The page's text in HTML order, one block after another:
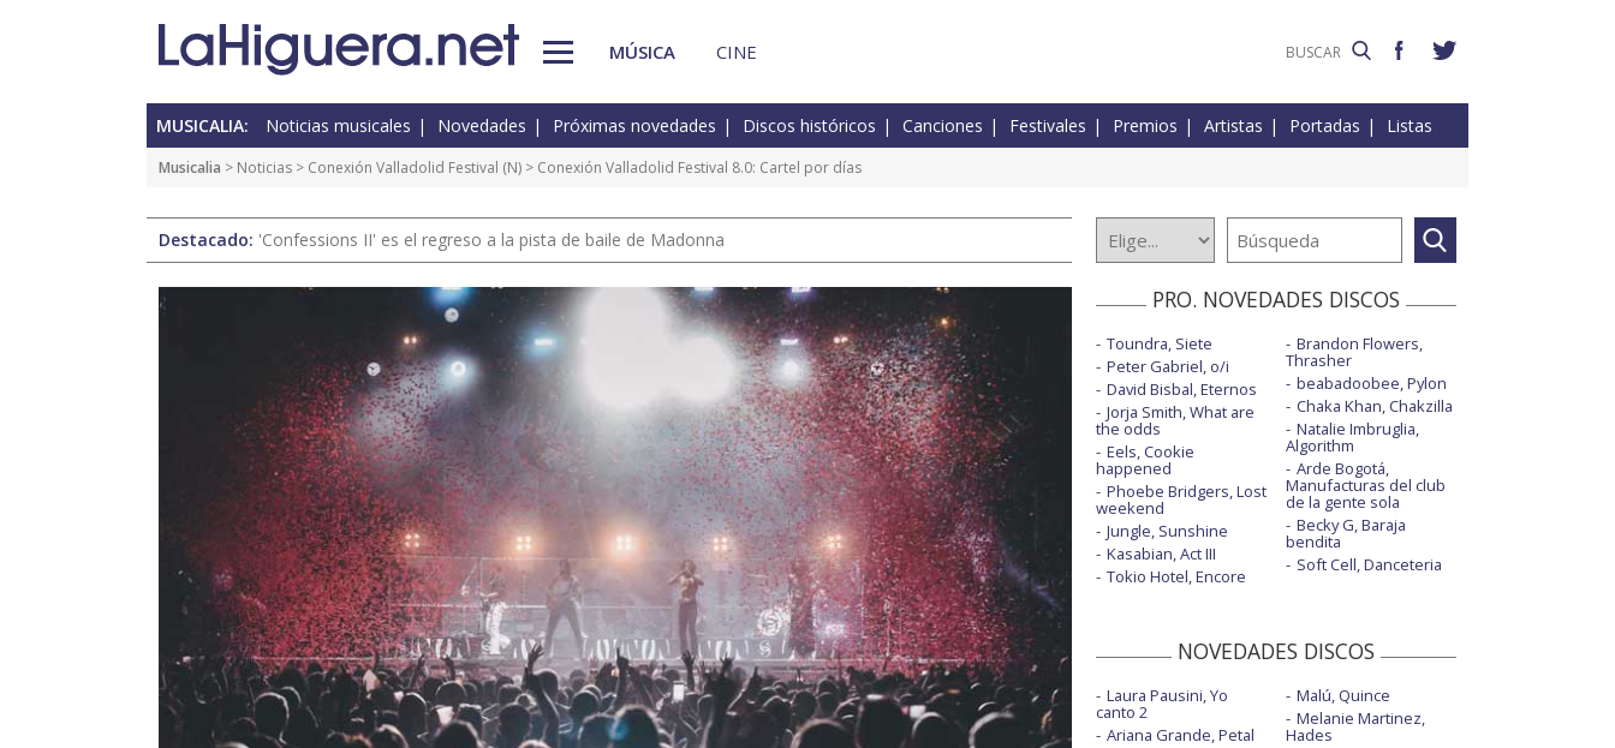
MÚSICA CINE
MUSICALIA: Noticias musicales Novedades Próximas novedades Discos históricos Canciones Festivales Premios Artistas Portadas Listas
Musicalia > Noticias > Conexión Valladolid Festival (N) > Conexión Valladolid Festival 8.0: Cartel por días
Destacado: 'Confessions II' es el regreso a la pista de baile de Madonna
PRO. NOVEDADES DISCOS
Toundra, Siete
Peter Gabriel, o/i
David Bisbal, Eternos
Jorja Smith, What are
the odds
Eels, Cookie
happened
Phoebe Bridgers, Lost
weekend
Jungle, Sunshine
Kasabian, Act III
Tokio Hotel, Encore
Brandon Flowers,
Thrasher
beabadoobee, Pylon
Chaka Khan, Chakzilla
Natalie Imbruglia,
Algorithm
Arde Bogotá,
Manufacturas del club
de la gente sola
Becky G, Baraja
bendita
Soft Cell, Danceteria
NOVEDADES DISCOS
Laura Pausini, Yo
canto 2
Ariana Grande, Petal
Malú, Quince
Melanie Martinez,
Hades